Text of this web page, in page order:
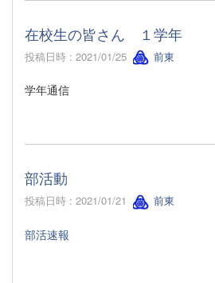
在校生の皆さん １学年
投稿日時 : 2021/01/25 前東
学年通信
部活動
投稿日時 : 2021/01/21 前東
部活速報